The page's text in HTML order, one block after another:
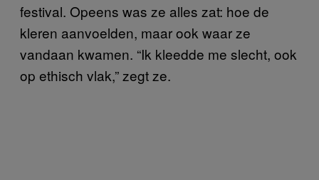
festival. Opeens was ze alles zat: hoe de
kleren aanvoelden, maar ook waar ze
vandaan kwamen. “Ik kleedde me slecht, ook
op ethisch vlak,” zegt ze.